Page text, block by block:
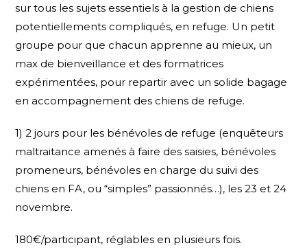
sur tous les sujets essentiels à la gestion de chiens
potentiellements compliqués, en refuge. Un petit
groupe pour que chacun apprenne au mieux, un
max de bienveillance et des formatrices
expérimentées, pour repartir avec un solide bagage
en accompagnement des chiens de refuge.
1) 2 jours pour les bénévoles de refuge (enquêteurs
maltraitance amenés à faire des saisies, bénévoles
promeneurs, bénévoles en charge du suivi des
chiens en FA, ou “simples” passionnés…), les 23 et 24
novembre.
180€/participant, réglables en plusieurs fois.